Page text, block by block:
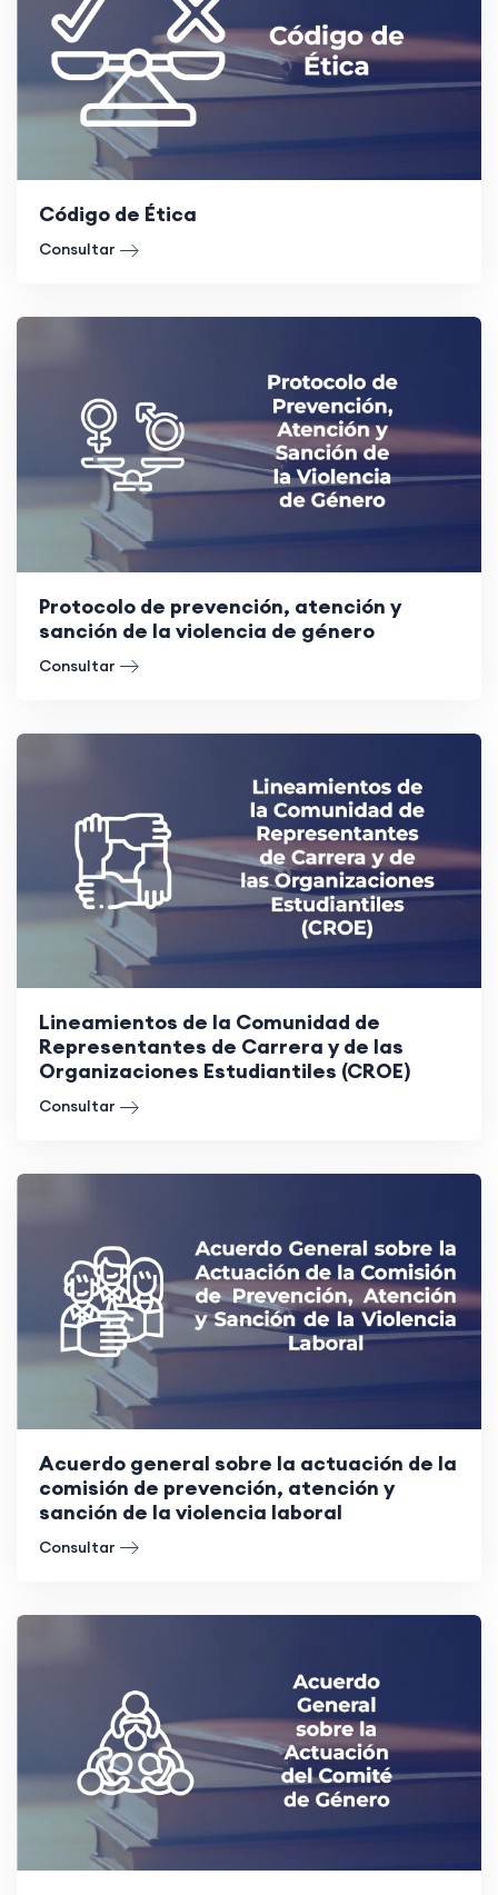
Código de Ética
Consultar
Protocolo de prevención, atención y
sanción de la violencia de género
Consultar
Lineamientos de la Comunidad de
Representantes de Carrera y de las
Organizaciones Estudiantiles (CROE)
Consultar
Acuerdo general sobre la actuación de la
comisión de prevención, atención y
sanción de la violencia laboral
Consultar